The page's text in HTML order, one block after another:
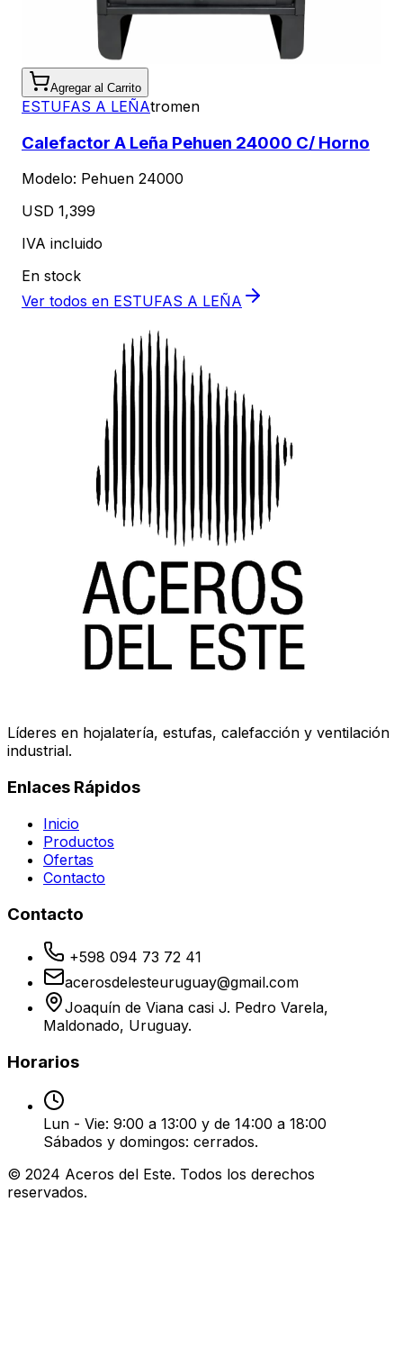
Agregar al Carrito
ESTUFAS A LEÑAtromen
Calefactor A Leña Pehuen 24000 C/ Horno
Modelo: Pehuen 24000
USD 1,399
IVA incluido
En stock
Ver todos en ESTUFAS A LEÑA
Líderes en hojalatería, estufas, calefacción y ventilación
industrial.
Enlaces Rápidos
Inicio
Productos
Ofertas
Contacto
Contacto
+598 094 73 72 41
acerosdelesteuruguay@gmail.com
Joaquín de Viana casi J. Pedro Varela,
Maldonado, Uruguay.
Horarios
Lun - Vie: 9:00 a 13:00 y de 14:00 a 18:00
Sábados y domingos: cerrados.
© 2024 Aceros del Este. Todos los derechos
reservados.